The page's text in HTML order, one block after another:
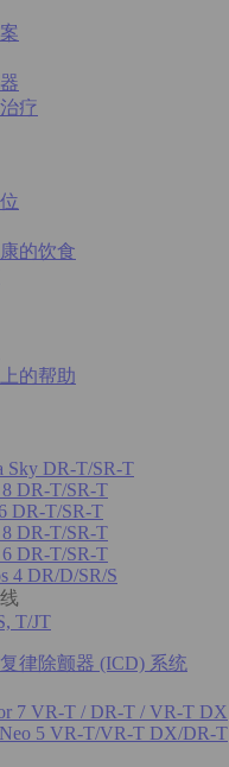
疗
的饮食
的帮助
Sky DR-T/SR-T
8 DR-T/SR-T
DR-T/SR-T
8 DR-T/SR-T
6 DR-T/SR-T
4 DR/D/SR/S
T/JT
律除颤器 (ICD) 系统
7 VR-T / DR-T / VR-T DX
5 VR-T/VR-T DX/DR-T